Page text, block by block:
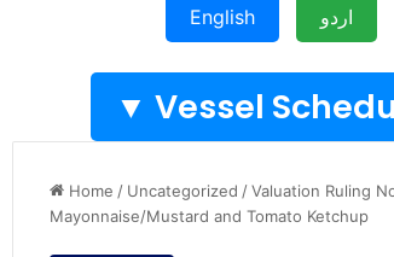
English اردو
Vessel
Home / Uncategorized / Valuation Ruling
Mayonnaise/Mustard and Tomato Ketchup